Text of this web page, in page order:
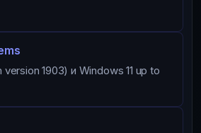
1903) и Windows 11 up to